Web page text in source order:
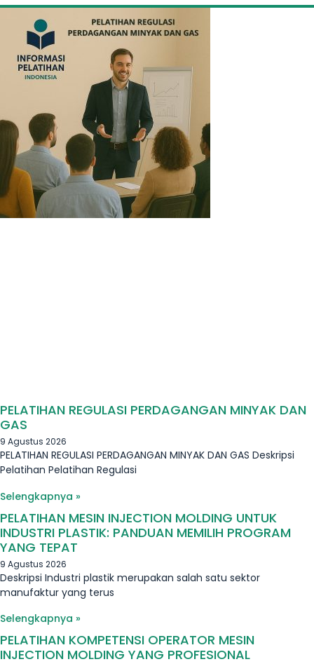
PELATIHAN REGULASI PERDAGANGAN MINYAK DAN
GAS
9 Agustus 2026
PELATIHAN REGULASI PERDAGANGAN MINYAK DAN GAS Deskripsi
Pelatihan Pelatihan Regulasi
Selengkapnya »
PELATIHAN MESIN INJECTION MOLDING UNTUK
INDUSTRI PLASTIK: PANDUAN MEMILIH PROGRAM
YANG TEPAT
9 Agustus 2026
Deskripsi Industri plastik merupakan salah satu sektor
manufaktur yang terus
Selengkapnya »
PELATIHAN KOMPETENSI OPERATOR MESIN
INJECTION MOLDING YANG PROFESIONAL